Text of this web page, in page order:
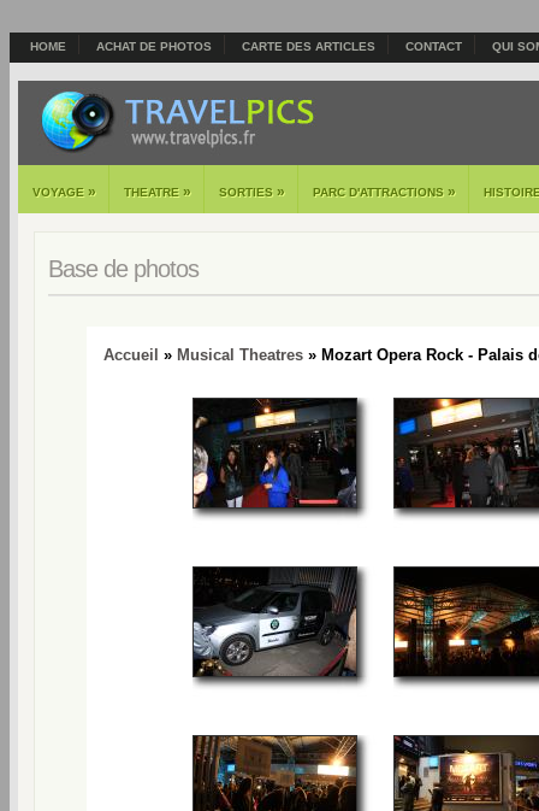
HOME ACHAT DE PHOTOS CARTE DES ARTICLES CONTACT QUI
VOYAGE » THEATRE » SORTIES » PARC D'ATTRACTIONS »
Base de photos
Accueil » Musical Theatres » Mozart Opera Rock - Palais